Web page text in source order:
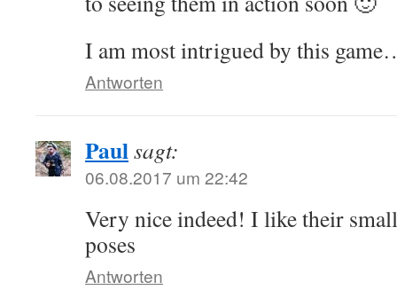
I am most intrigued by this
Antworten
Paulsagt:
06.08.2017 um 22:42
Very nice indeed! I like their
poses
Antworten